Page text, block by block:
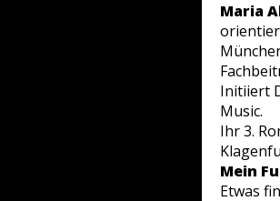
Maria
Initiiert
Music.
Ihr 3.
Mein
Etwas